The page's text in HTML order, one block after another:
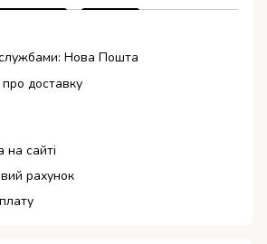
Нова Пошта
про доставку
сайті
рахунок